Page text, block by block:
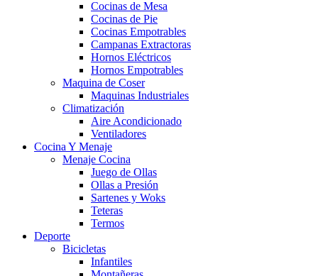
Cocinas de Mesa
Cocinas de Pie
Cocinas Empotrables
Campanas Extractoras
Hornos Eléctricos
Hornos Empotrables
Maquina de Coser
Maquinas Industriales
Climatización
Aire Acondicionado
Ventiladores
Cocina Y Menaje
Menaje Cocina
Juego de Ollas
Ollas a Presión
Sartenes y Woks
Teteras
Termos
Deporte
Bicicletas
Infantiles